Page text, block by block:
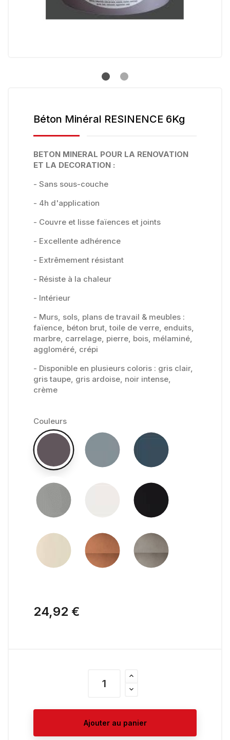
Béton Minéral RESINENCE 6Kg
BETON MINERAL POUR LA RENOVATION
ET LA DECORATION :
- Sans sous-couche
- 4h d'application
- Couvre et lisse faïences et joints
- Excellente adhérence
- Extrêmement résistant
- Résiste à la chaleur
- Intérieur
- Murs, sols, plans de travail & meubles :
faïence, béton brut, toile de verre, enduits,
marbre, carrelage, pierre, bois, mélaminé,
aggloméré, crépi
- Disponible en plusieurs coloris : gris clair,
gris taupe, gris ardoise, noir intense,
crème
Couleurs
24,92 €
Ajouter au panier